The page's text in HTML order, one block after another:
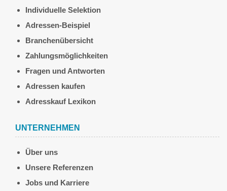
Individuelle Selektion
Adressen-Beispiel
Branchenübersicht
Zahlungsmöglichkeiten
Fragen und Antworten
Adressen kaufen
Adresskauf Lexikon
UNTERNEHMEN
Über uns
Unsere Referenzen
Jobs und Karriere